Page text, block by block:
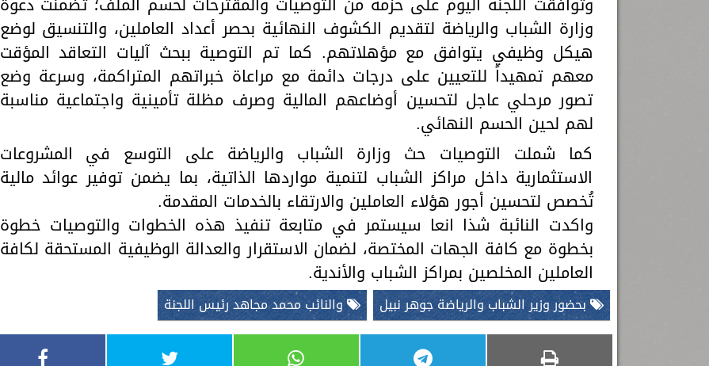
وزارة الشباب والرياضة لتقديم الكشوف النهائية بحصر أعداد العاملين، والتنسيق لوضع
هيكل وظيفي يتوافق مع مؤهلاتهم. كما تم التوصية ببحث آليات التعاقد المؤقت
معهم تمهيداً للتعيين على درجات دائمة مع مراعاة خبراتهم المتراكمة، وسرعة وضع
تصور مرحلي عاجل لتحسين أوضاعهم المالية وصرف مظلة تأمينية واجتماعية مناسبة
لهم لحين الحسم النهائي.
كما شملت التوصيات حث وزارة الشباب والرياضة على التوسع في المشروعات
الاستثمارية داخل مراكز الشباب لتنمية مواردها الذاتية، بما يضمن توفير عوائد مالية
تُخصص لتحسين أجور هؤلاء العاملين والارتقاء بالخدمات المقدمة.
واكدت النائبة شذا انعا سيستمر في متابعة تنفيذ هذه الخطوات والتوصيات خطوة
بخطوة مع كافة الجهات المختصة، لضمان الاستقرار والعدالة الوظيفية المستحقة لكافة
العاملين المخلصين بمراكز الشباب والأندية.
بحضور وزير الشباب والرياضة جوهر نبيل والنائب محمد مجاهد رئيس اللجنة